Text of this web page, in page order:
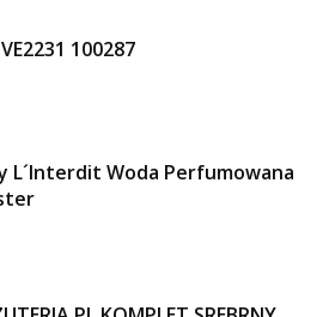
100287
L´Interdit Woda Perfumowana